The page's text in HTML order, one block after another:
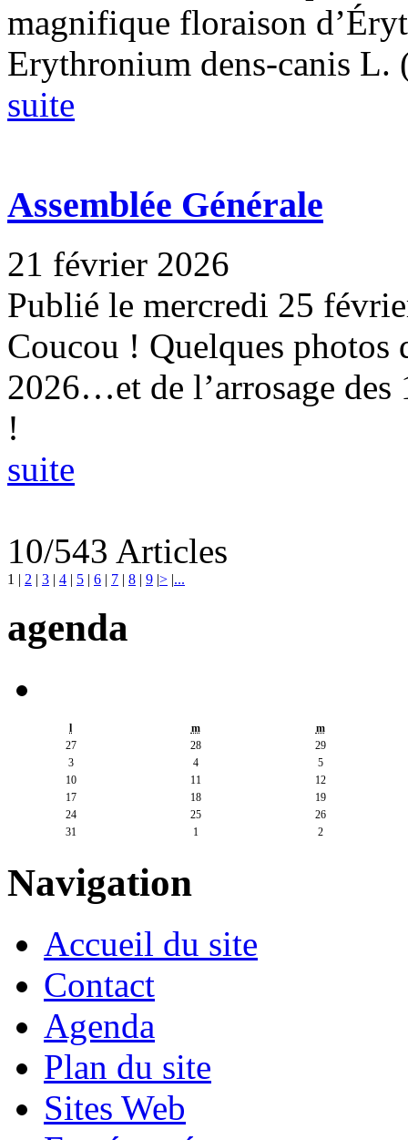
magnifique floraison
Erythronium dens-canis L.
suite
Assemblée Générale
21 février 2026
Publié le mercredi 25
Coucou ! Quelques photos
2026…et de l’arrosage
!
suite
10/543 Articles
1 | 2 | 3 | 4 | 5 | 6 | 7 | 8 | 9 |> |...
agenda
l m
m
27
28
29
3
4
5
10
11
12
17
18
19
24
25
26
31
1 2
Navigation
Accueil du site
Contact
Agenda
Plan du site
Sites Web